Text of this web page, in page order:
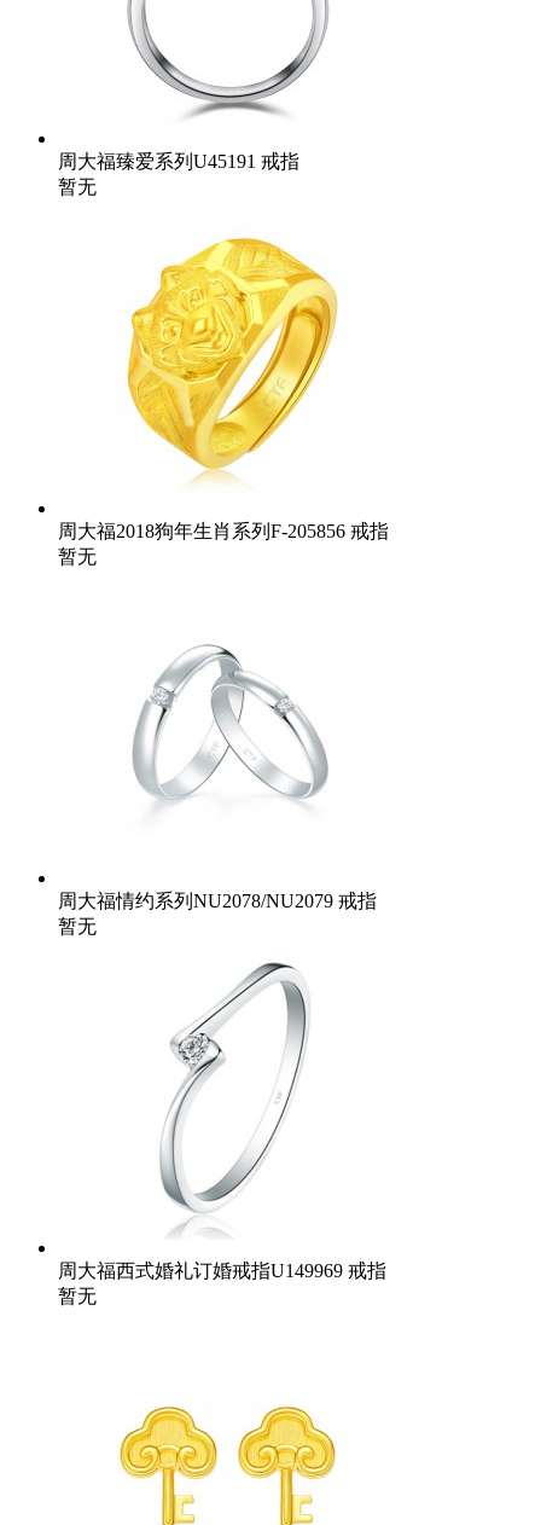
周大福臻爱系列U45191 戒指
暂无
周大福2018狗年生肖系列F-205856 戒指
暂无
周大福情约系列NU2078/NU2079 戒指
暂无
周大福西式婚礼订婚戒指U149969 戒指
暂无